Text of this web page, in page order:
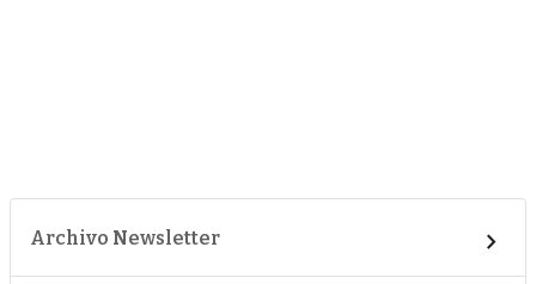
Archivo Newsletter